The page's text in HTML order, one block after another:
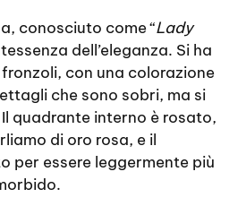
conosciuto come “Lady
dell’eleganza. Si ha
con una colorazione
che sono sobri, ma si
quadrante interno è rosato,
di oro rosa, e il
per essere leggermente più